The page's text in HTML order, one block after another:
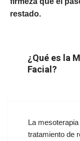
restado.
¿Qué es la
Facial?
La
tratamiento de